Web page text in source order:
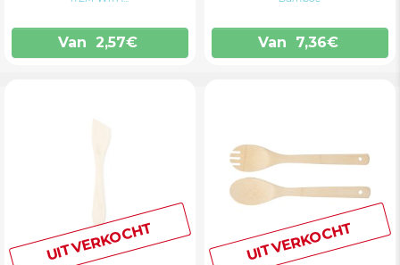
Van 2,57€ Van 7,36€
UITVERKOCHT UITVERKOCHT